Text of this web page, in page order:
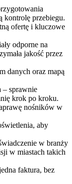
kontrolę przebiegu.
ofertę i kluczowe
odporne na
jakość przez
danych oraz mapą
– sprawnie
krok po kroku.
nośników w
aby
w branży
w miastach takich
faktura, bez